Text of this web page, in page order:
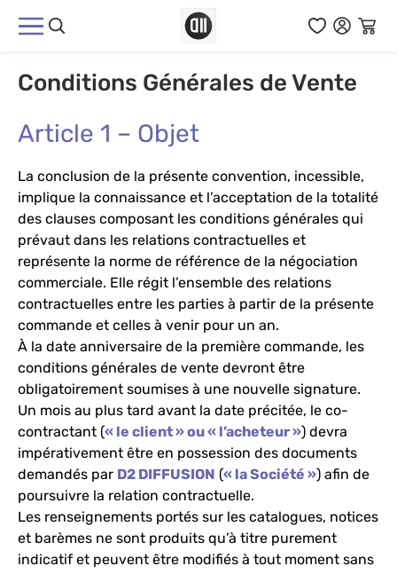
Conditions Générales de Vente
Article 1 – Objet
La conclusion de la présente convention, incessible,
implique la connaissance et l’acceptation de la totalité
des clauses composant les conditions générales qui
prévaut dans les relations contractuelles et
représente la norme de référence de la négociation
commerciale. Elle régit l’ensemble des relations
contractuelles entre les parties à partir de la présente
commande et celles à venir pour un an.
À la date anniversaire de la première commande, les
conditions générales de vente devront être
obligatoirement soumises à une nouvelle signature.
Un mois au plus tard avant la date précitée, le co-
contractant (« le client » ou « l’acheteur ») devra
impérativement être en possession des documents
demandés par D2 DIFFUSION (« la Société ») afin de
poursuivre la relation contractuelle.
Les renseignements portés sur les catalogues, notices
et barèmes ne sont produits qu’à titre purement
indicatif et peuvent être modifiés à tout moment sans